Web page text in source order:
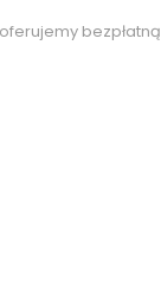
bezpłatną